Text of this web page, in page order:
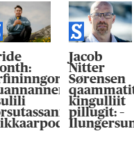
Jacob
Nitter
Sørensen
kingulliit
pillugit: –